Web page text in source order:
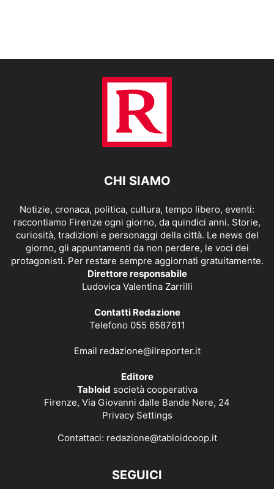
CHI SIAMO
Notizie, cronaca, politica, cultura, tempo libero, eventi:
raccontiamo Firenze ogni giorno, da quindici anni. Storie,
curiosità, tradizioni e personaggi della città. Le news del
giorno, gli appuntamenti da non perdere, le voci dei
protagonisti. Per restare sempre aggiornati gratuitamente.
Direttore responsabile
Ludovica Valentina Zarrilli
Contatti Redazione
Telefono 055 6587611
Email redazione@ilreporter.it
Editore
Tabloid società cooperativa
Firenze, Via Giovanni dalle Bande Nere, 24
Privacy Settings
Contattaci: redazione@tabloidcoop.it
SEGUICI